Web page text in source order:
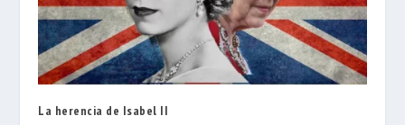
La herencia de Isabel II